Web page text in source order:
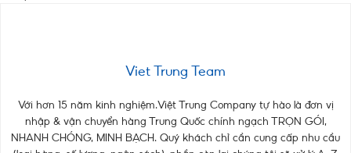
Viet Trung Team
Với hơn 15 năm kinh nghiệm.Việt Trung Company tự hào là đơn vị
nhập & vận chuyển hàng Trung Quốc chính ngạch TRỌN GÓI,
NHANH CHÓNG, MINH BẠCH. Quý khách chỉ cần cung cấp nhu cầu